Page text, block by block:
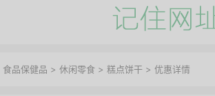
食品保健品 > 休闲零食 > 糕点饼干 > 优惠详情